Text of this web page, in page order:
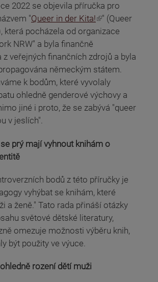
2022 se objevila příručka pro
"Queer in der Kita!
" (Queer
která pocházela od organizace
NRW" a byla finančně
z veřejných finančních zdrojů a byla
německým státem.
k bodům, které vyvolaly
ohledně genderové výchovy a
jiné i proto, že se zabývá "queer
v jeslích".
prý mají vyhnout knihám o
bodů z této příručky je
vyhýbat se knihám, které
a ženě." Tato rada přináší otázky
světové dětské literatury,
omezuje možnosti výběru knih,
být použity ve výuce.
rození dětí muži